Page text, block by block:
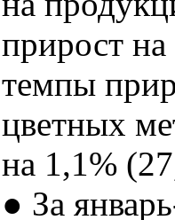
прирост
темпы
цветных
на 1,1%
● За